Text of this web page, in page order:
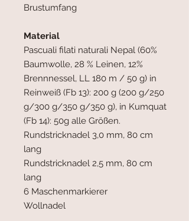
Brustumfang
Material
Pascuali filati naturali Nepal (60%
Baumwolle, 28 % Leinen, 12%
Brennnessel, LL 180 m / 50 g) in
Reinweiß (Fb 13): 200 g (200 g/250
g/300 g/350 g/350 g), in Kumquat
(Fb 14): 50g alle Größen.
Rundstricknadel 3,0 mm, 80 cm
lang
Rundstricknadel 2,5 mm, 80 cm
lang
6 Maschenmarkierer
Wollnadel